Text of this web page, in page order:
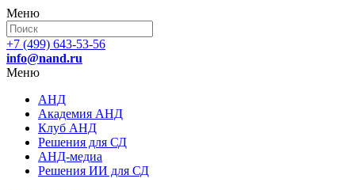
Меню
+7 (499) 643-53-56
info@nand.ru
Меню
АНД
Академия АНД
Клуб АНД
Решения для СД
АНД-медиа
Решения ИИ для СД